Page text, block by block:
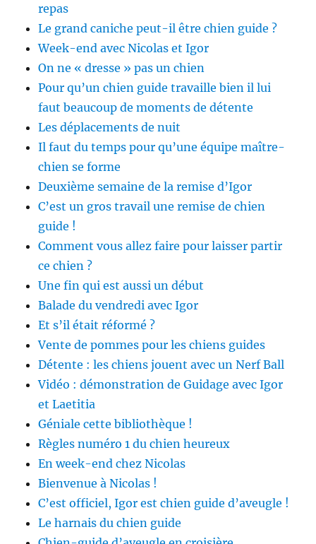
repas
Le grand caniche peut-il être chien guide ?
Week-end avec Nicolas et Igor
On ne « dresse » pas un chien
Pour qu’un chien guide travaille bien il lui
faut beaucoup de moments de détente
Les déplacements de nuit
Il faut du temps pour qu’une équipe maître-
chien se forme
Deuxième semaine de la remise d’Igor
C’est un gros travail une remise de chien
guide !
Comment vous allez faire pour laisser partir
ce chien ?
Une fin qui est aussi un début
Balade du vendredi avec Igor
Et s’il était réformé ?
Vente de pommes pour les chiens guides
Détente : les chiens jouent avec un Nerf Ball
Vidéo : démonstration de Guidage avec Igor
et Laetitia
Géniale cette bibliothèque !
Règles numéro 1 du chien heureux
En week-end chez Nicolas
Bienvenue à Nicolas !
C’est officiel, Igor est chien guide d’aveugle !
Le harnais du chien guide